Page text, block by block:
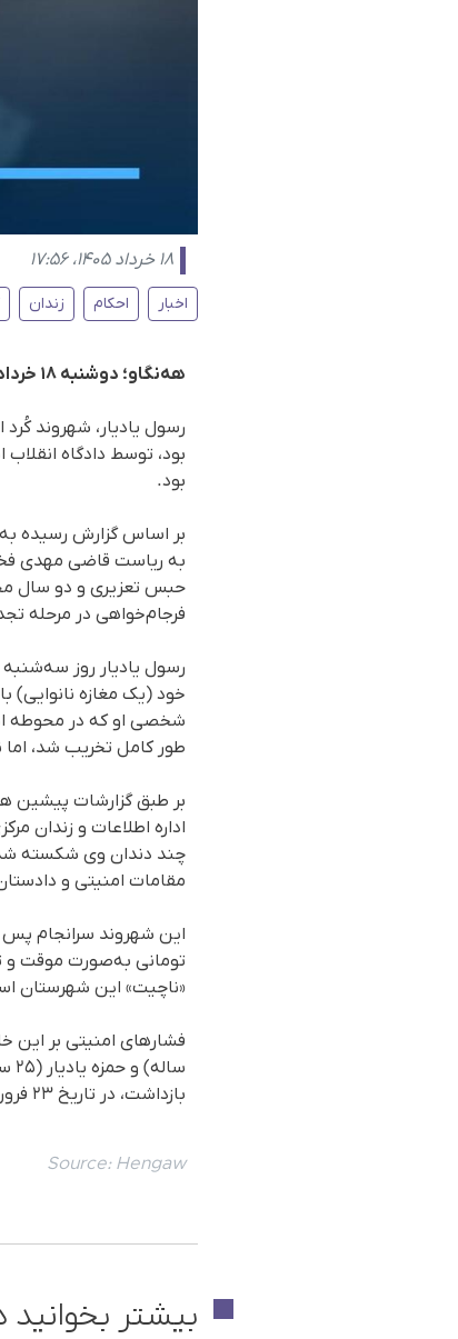
۱۸ خرداد ۱۴۰۵، ۱۷:۵۶
اخبار احکام زندان
هه‌نگاو؛ دوشنبه ۱۸ خرداد ۱۴۰۵
رسول یادیار، شهروند
بود.
بر اساس گزارش رسیده
حبس تعزیری و دو سال
فرجام‌خواهی در مرحله
خود (یک مغازه
شخصی او که در محوطه
طور کامل تخریب شد، اما
اداره اطلاعات و زندان
چند دندان وی شکسته
مقامات امنیتی و
تومانی به‌صورت موقت و
«ناچیت» این شهرستان
بازداشت، در تاریخ ۲۳ فروردین ۱۴۰۵ با تودیع قرار وثیقه به صورت موقت آزاد شده بودند.
Source: Hengaw
بیشتر